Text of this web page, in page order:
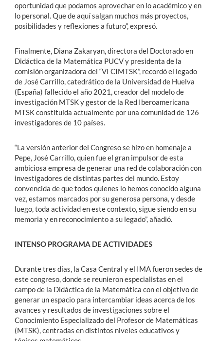
oportunidad que podamos aprovechar en lo académico y en
lo personal. Que de aquí salgan muchos más proyectos,
posibilidades y reflexiones a futuro”, expresó.
Finalmente, Diana Zakaryan, directora del Doctorado en
Didáctica de la Matemática PUCV y presidenta de la
comisión organizadora del “VI CIMTSK”, recordó el legado
de José Carrillo, catedrático de la Universidad de Huelva
(España) fallecido el año 2021, creador del modelo de
investigación MTSK y gestor de la Red Iberoamericana
MTSK constituida actualmente por una comunidad de 126
investigadores de 10 países.
“La versión anterior del Congreso se hizo en homenaje a
Pepe, José Carrillo, quien fue el gran impulsor de esta
ambiciosa empresa de generar una red de colaboración con
investigadores de distintas partes del mundo. Estoy
convencida de que todos quienes lo hemos conocido alguna
vez, estamos marcados por su generosa persona, y desde
luego, toda actividad en este contexto, sigue siendo en su
memoria y en reconocimiento a su legado”, añadió.
INTENSO PROGRAMA DE ACTIVIDADES
Durante tres días, la Casa Central y el IMA fueron sedes de
este congreso, donde se reunieron especialistas en el
campo de la Didáctica de la Matemática con el objetivo de
generar un espacio para intercambiar ideas acerca de los
avances y resultados de investigaciones sobre el
Conocimiento Especializado del Profesor de Matemáticas
(MTSK), centradas en distintos niveles educativos y